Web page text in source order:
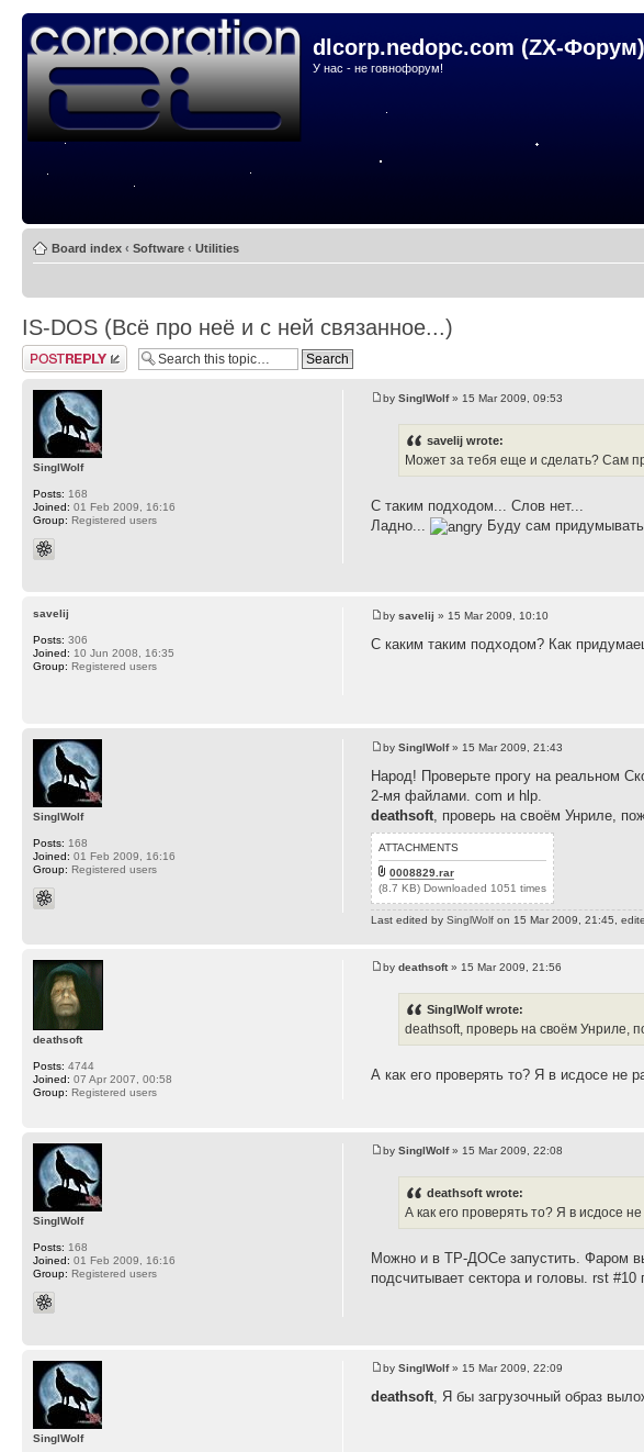
dlcorp.nedopc.com (ZX-
У нас - не говнофорум!
Board index ‹ Software ‹ Utilities
IS-DOS (Всё про неё и с ней связанное...)
Post a reply
bySinglWolf» 15 Mar 2009, 09:53
savelij wrote:
Может за тебя еще и сделать? Сам
С таким подходом... Слов нет...
Ладно...
Буду сам
SinglWolf
Posts: 168
Joined: 01 Feb 2009, 16:16
Group: Registered users
bysavelij » 15 Mar 2009, 10:10
С каким таким подходом? Как
savelij
Posts: 306
Joined: 10 Jun 2008, 16:35
Group: Registered users
bySinglWolf» 15 Mar 2009, 21:43
Народ! Проверьте прогу на реальном
2-мя файлами. com и hlp.
deathsoft , проверь на своём Унриле,
ATTACHMENTS
0008829.rar
(8.7 KB) Downloaded 1051 times
Last edited bySinglWolf on 15 Mar 2009, 21:45,
SinglWolf
Posts: 168
Joined: 01 Feb 2009, 16:16
Group: Registered users
bydeathsoft» 15 Mar 2009, 21:56
SinglWolf wrote:
deathsoft, проверь на своём Унриле,
А как его проверять то? Я в исдосе не
deathsoft
Posts: 4744
Joined: 07 Apr 2007, 00:58
Group: Registered users
bySinglWolf» 15 Mar 2009, 22:08
deathsoft wrote:
А как его проверять то? Я в исдосе
Можно и в ТР-ДОСе запустить. Фаром
подсчитывает сектора и головы. rst
SinglWolf
Posts: 168
Joined: 01 Feb 2009, 16:16
Group: Registered users
bySinglWolf» 15 Mar 2009, 22:09
deathsoft, Я бы загрузочный образ
SinglWolf